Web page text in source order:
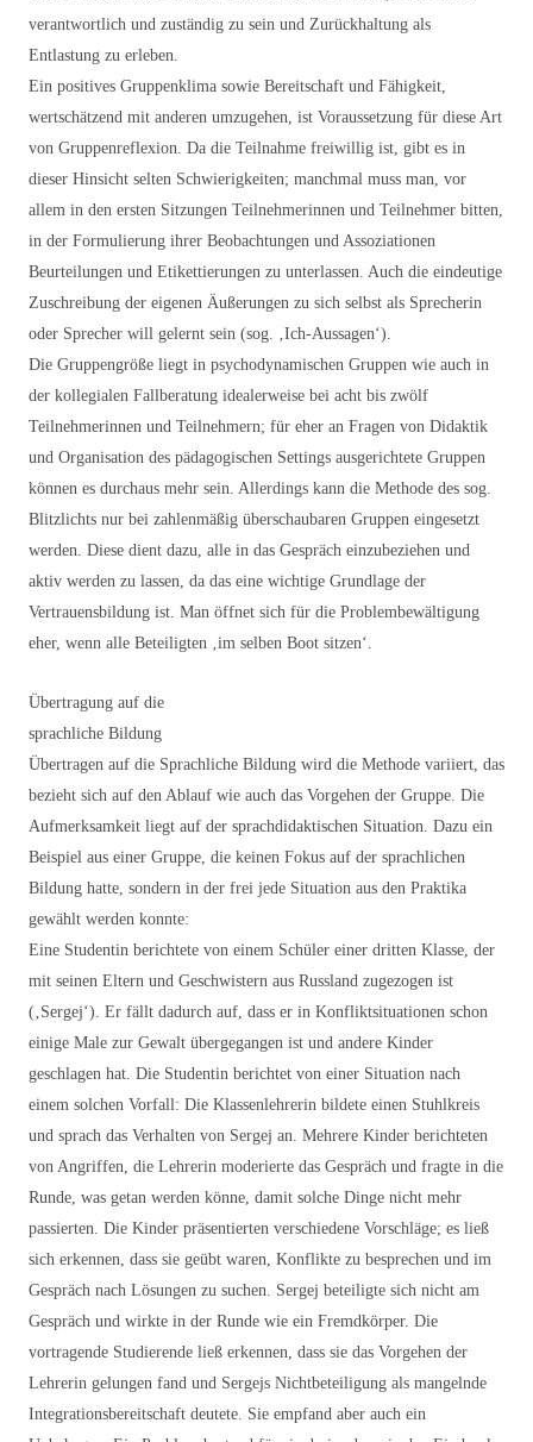
verantwortlich und zuständig zu sein und Zurückhaltung als
Entlastung zu erleben.
Ein positives Gruppenklima sowie Bereitschaft und Fähigkeit,
wertschätzend mit anderen umzugehen, ist Voraussetzung für diese Art
von Gruppenreflexion. Da die Teilnahme freiwillig ist, gibt es in
dieser Hinsicht selten Schwierigkeiten; manchmal muss man, vor
allem in den ersten Sitzungen Teilnehmerinnen und Teilnehmer bitten,
in der Formulierung ihrer Beobachtungen und Assoziationen
Beurteilungen und Etikettierungen zu unterlassen. Auch die eindeutige
Zuschreibung der eigenen Äußerungen zu sich selbst als Sprecherin
oder Sprecher will gelernt sein (sog. ‚Ich-Aussagen‘).
Die Gruppengröße liegt in psychodynamischen Gruppen wie auch in
der kollegialen Fallberatung idealerweise bei acht bis zwölf
Teilnehmerinnen und Teilnehmern; für eher an Fragen von Didaktik
und Organisation des pädagogischen Settings ausgerichtete Gruppen
können es durchaus mehr sein. Allerdings kann die Methode des sog.
Blitzlichts nur bei zahlenmäßig überschaubaren Gruppen eingesetzt
werden. Diese dient dazu, alle in das Gespräch einzubeziehen und
aktiv werden zu lassen, da das eine wichtige Grundlage der
Vertrauensbildung ist. Man öffnet sich für die Problembewältigung
eher, wenn alle Beteiligten ‚im selben Boot sitzen‘.
Übertragung auf die
sprachliche Bildung
Übertragen auf die Sprachliche Bildung wird die Methode variiert, das
bezieht sich auf den Ablauf wie auch das Vorgehen der Gruppe. Die
Aufmerksamkeit liegt auf der sprachdidaktischen Situation. Dazu ein
Beispiel aus einer Gruppe, die keinen Fokus auf der sprachlichen
Bildung hatte, sondern in der frei jede Situation aus den Praktika
gewählt werden konnte:
Eine Studentin berichtete von einem Schüler einer dritten Klasse, der
mit seinen Eltern und Geschwistern aus Russland zugezogen ist
(‚Sergej‘). Er fällt dadurch auf, dass er in Konfliktsituationen schon
einige Male zur Gewalt übergegangen ist und andere Kinder
geschlagen hat. Die Studentin berichtet von einer Situation nach
einem solchen Vorfall: Die Klassenlehrerin bildete einen Stuhlkreis
und sprach das Verhalten von Sergej an. Mehrere Kinder berichteten
von Angriffen, die Lehrerin moderierte das Gespräch und fragte in die
Runde, was getan werden könne, damit solche Dinge nicht mehr
passierten. Die Kinder präsentierten verschiedene Vorschläge; es ließ
sich erkennen, dass sie geübt waren, Konflikte zu besprechen und im
Gespräch nach Lösungen zu suchen. Sergej beteiligte sich nicht am
Gespräch und wirkte in der Runde wie ein Fremdkörper. Die
vortragende Studierende ließ erkennen, dass sie das Vorgehen der
Lehrerin gelungen fand und Sergejs Nichtbeteiligung als mangelnde
Integrationsbereitschaft deutete. Sie empfand aber auch ein